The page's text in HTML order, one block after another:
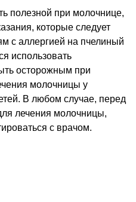
полезной при молочнице,
которые следует
с аллергией на пчелиный
использовать
осторожным при
молочницы у
В любом случае, перед
лечения молочницы,
с врачом.